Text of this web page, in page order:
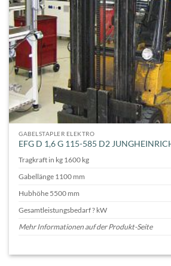
GABELSTAPLER ELEKTRO
EFG D 1,6 G 115-585 D2
Tragkraft in kg 1600 kg
Gabellänge 1100 mm
Hubhöhe 5500 mm
Gesamtleistungsbedarf ? kW
Mehr Informationen auf der Produkt-Seite